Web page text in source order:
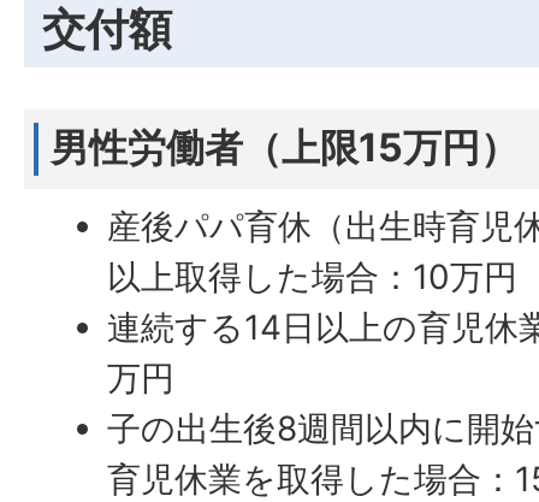
交付額
男性労働者（上限15万円）
産後パパ育休（出生時育児
以上取得した場合：10万円
連続する14日以上の育児休
万円
子の出生後8週間以内に開
育児休業を取得した場合：